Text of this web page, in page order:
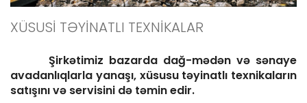
XÜSUSİ TƏYİNATLI TEXNİKALAR
Şirkətimiz bazarda dağ-mədən və sənaye
avadanlıqlarla yanaşı, xüsusu təyinatlı texnikaların
satışını və servisini də təmin edir.